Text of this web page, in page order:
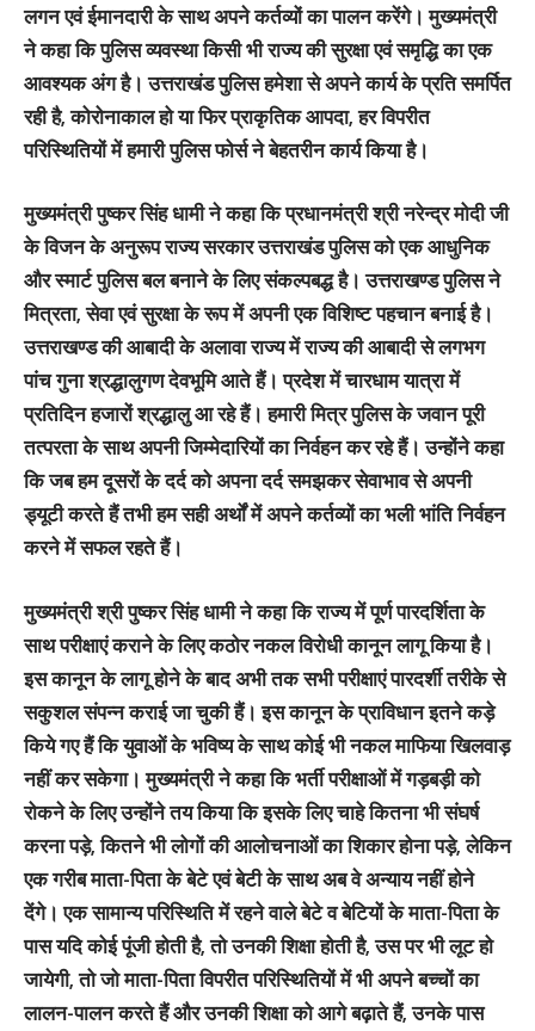
लगन एवं ईमानदारी के साथ अपने कर्तव्यों का पालन करेंगे। मुख्यमंत्री
ने कहा कि पुलिस व्यवस्था किसी भी राज्य की सुरक्षा एवं समृद्धि का एक
आवश्यक अंग है। उत्तराखंड पुलिस हमेशा से अपने कार्य के प्रति समर्पित
रही है, कोरोनाकाल हो या फिर प्राकृतिक आपदा, हर विपरीत
परिस्थितियों में हमारी पुलिस फोर्स ने बेहतरीन कार्य किया है।
मुख्यमंत्री पुष्कर सिंह धामी ने कहा कि प्रधानमंत्री श्री नरेन्द्र मोदी जी
के विजन के अनुरूप राज्य सरकार उत्तराखंड पुलिस को एक आधुनिक
और स्मार्ट पुलिस बल बनाने के लिए संकल्पबद्ध है। उत्तराखण्ड पुलिस ने
मित्रता, सेवा एवं सुरक्षा के रूप में अपनी एक विशिष्ट पहचान बनाई है।
उत्तराखण्ड की आबादी के अलावा राज्य में राज्य की आबादी से लगभग
पांच गुना श्रद्धालुगण देवभूमि आते हैं। प्रदेश में चारधाम यात्रा में
प्रतिदिन हजारों श्रद्धालु आ रहे हैं। हमारी मित्र पुलिस के जवान पूरी
तत्परता के साथ अपनी जिम्मेदारियों का निर्वहन कर रहे हैं। उन्होंने कहा
कि जब हम दूसरों के दर्द को अपना दर्द समझकर सेवाभाव से अपनी
ड्यूटी करते हैं तभी हम सही अर्थों में अपने कर्तव्यों का भली भांति निर्वहन
करने में सफल रहते हैं।
मुख्यमंत्री श्री पुष्कर सिंह धामी ने कहा कि राज्य में पूर्ण पारदर्शिता के
साथ परीक्षाएं कराने के लिए कठोर नकल विरोधी कानून लागू किया है।
इस कानून के लागू होने के बाद अभी तक सभी परीक्षाएं पारदर्शी तरीके से
सकुशल संपन्न कराई जा चुकी हैं। इस कानून के प्राविधान इतने कड़े
किये गए हैं कि युवाओं के भविष्य के साथ कोई भी नकल माफिया खिलवाड़
नहीं कर सकेगा। मुख्यमंत्री ने कहा कि भर्ती परीक्षाओं में गड़बड़ी को
रोकने के लिए उन्होंने तय किया कि इसके लिए चाहे कितना भी संघर्ष
करना पड़े, कितने भी लोगों की आलोचनाओं का शिकार होना पड़े, लेकिन
एक गरीब माता-पिता के बेटे एवं बेटी के साथ अब वे अन्याय नहीं होने
देंगे। एक सामान्य परिस्थिति में रहने वाले बेटे व बेटियों के माता-पिता के
पास यदि कोई पूंजी होती है, तो उनकी शिक्षा होती है, उस पर भी लूट हो
जायेगी, तो जो माता-पिता विपरीत परिस्थितियों में भी अपने बच्चों का
लालन-पालन करते हैं और उनकी शिक्षा को आगे बढ़ाते हैं, उनके पास